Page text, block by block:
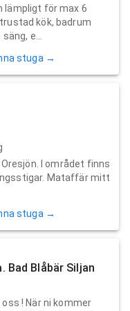
lämpligt för max 6
kök, badrum
e...
stuga →
I området finns
Mataffär mitt
stuga →
Bad Blåbär Siljan
! När ni kommer